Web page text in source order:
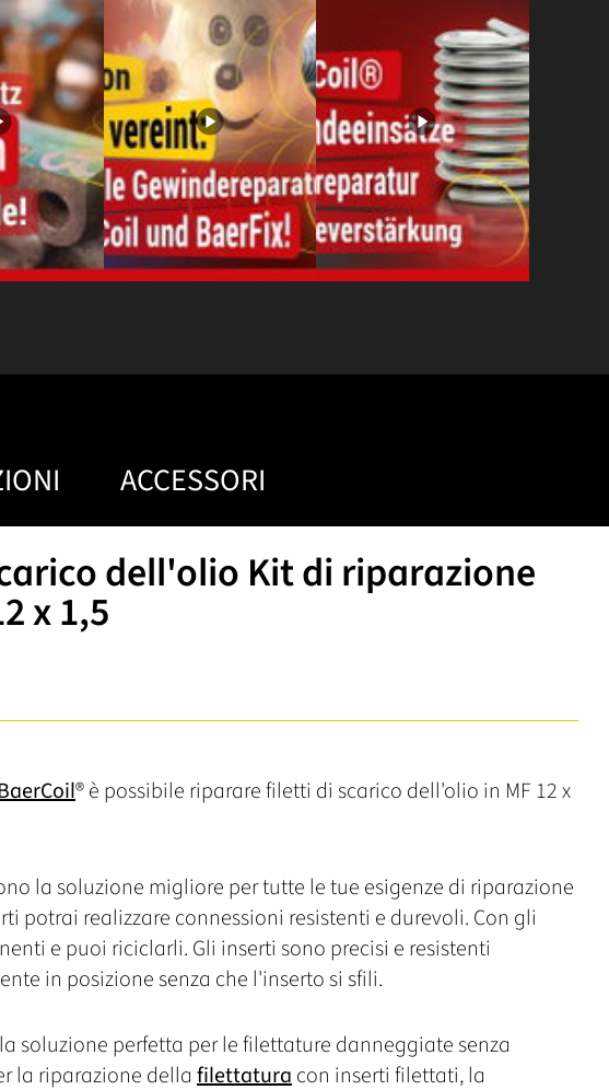
ACCESSORI
dell'olio Kit di riparazione
x 1,5
® è possibile riparare filetti di scarico dell'olio in MF 12 x
la soluzione migliore per tutte le tue esigenze di riparazione
potrai realizzare connessioni resistenti e durevoli. Con gli
e puoi riciclarli. Gli inserti sono precisi e resistenti
in posizione senza che l'inserto si sfili.
soluzione perfetta per le filettature danneggiate senza
la riparazione della filettaturacon inserti filettati, la